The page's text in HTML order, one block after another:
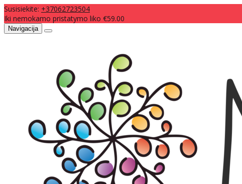
Susisiekite: +37062723504
Iki nemokamo pristatymo liko €59.00
Navigacija